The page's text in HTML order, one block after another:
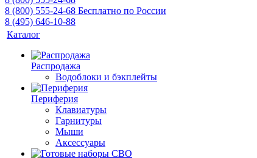
8 (800) 555-24-68 Бесплатно по России
8 (495) 646-10-88
Каталог
Распродажа
Водоблоки и бэкплейты
Периферия
Клавиатуры
Гарнитуры
Мыши
Аксессуары